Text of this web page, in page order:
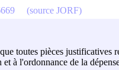
toutes pièces justificatives
à l'ordonnance de la
(source JORF)